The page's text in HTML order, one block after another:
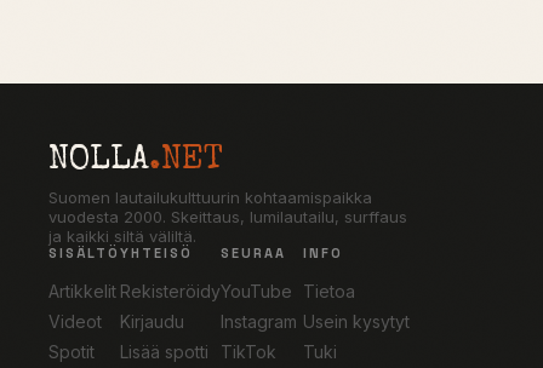
NOLLA.NET
Suomen lautailukulttuurin kohtaamispaikka
vuodesta 2000. Skeittaus, lumilautailu, surffaus
ja kaikki siltä väliltä.
SISÄLTÖ
Artikkelit
Videot
Spotit
YHTEISÖ
Rekisteröidy
Kirjaudu
Lisää spotti
SEURAA
YouTube
Instagram
TikTok
INFO
Tietoa
Usein kysytyt
Tuki